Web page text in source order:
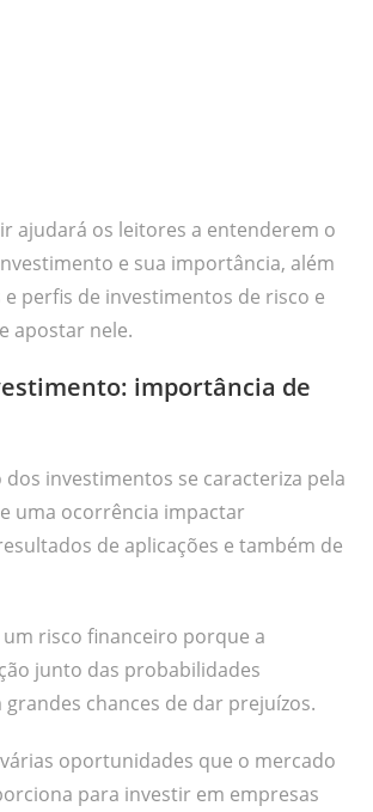
ajudará os leitores a entenderem o
e sua importância, além
perfis de investimentos de risco e
apostar nele.
importância de
dos investimentos se caracteriza pela
uma ocorrência impactar
de aplicações e também de
um risco financeiro porque a
junto das probabilidades
chances de dar prejuízos.
oportunidades que o mercado
para investir em empresas